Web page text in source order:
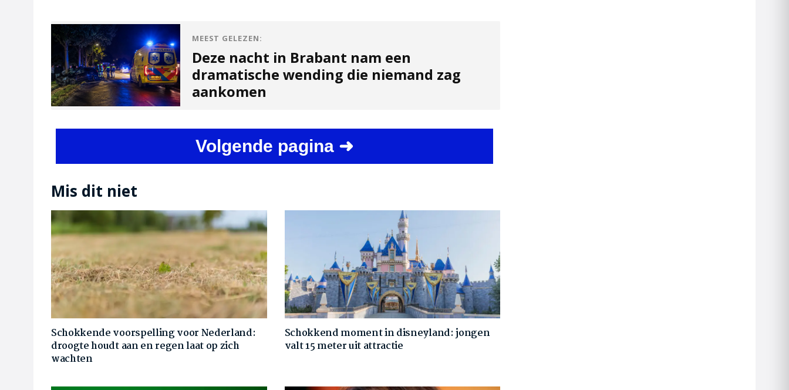
MEEST GELEZEN:
Deze nacht in Brabant nam een
dramatische wending die niemand zag
aankomen
Volgende pagina ➜
Mis dit niet
Schokkende voorspelling voor Nederland:
droogte houdt aan en regen laat op zich
wachten
Schokkend moment in disneyland: jongen
valt 15 meter uit attractie